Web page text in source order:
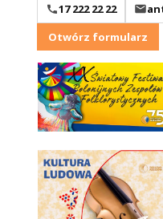
17 222 22 22
Otwórz formularz